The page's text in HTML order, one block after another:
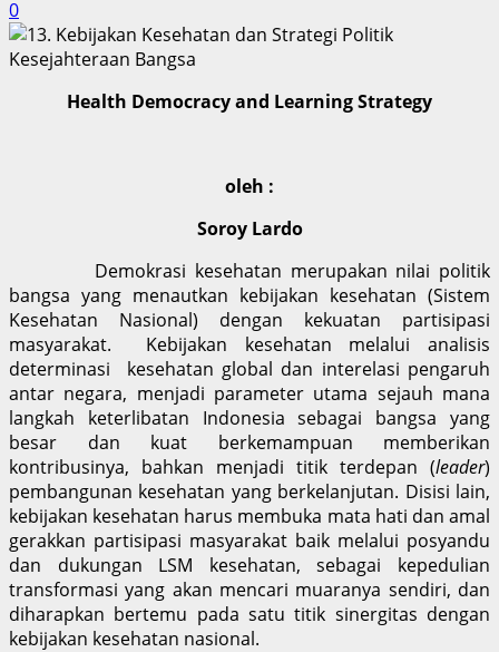
0
Health Democracy and Learning Strategy
oleh :
Soroy Lardo
Demokrasi kesehatan merupakan nilai politik
bangsa yang menautkan kebijakan kesehatan (Sistem
Kesehatan Nasional) dengan kekuatan partisipasi
masyarakat. Kebijakan kesehatan melalui analisis
determinasi kesehatan global dan interelasi pengaruh
antar negara, menjadi parameter utama sejauh mana
langkah keterlibatan Indonesia sebagai bangsa yang
besar dan kuat berkemampuan memberikan
kontribusinya, bahkan menjadi titik terdepan (leader)
pembangunan kesehatan yang berkelanjutan. Disisi lain,
kebijakan kesehatan harus membuka mata hati dan amal
gerakkan partisipasi masyarakat baik melalui posyandu
dan dukungan LSM kesehatan, sebagai kepedulian
transformasi yang akan mencari muaranya sendiri, dan
diharapkan bertemu pada satu titik sinergitas dengan
kebijakan kesehatan nasional.